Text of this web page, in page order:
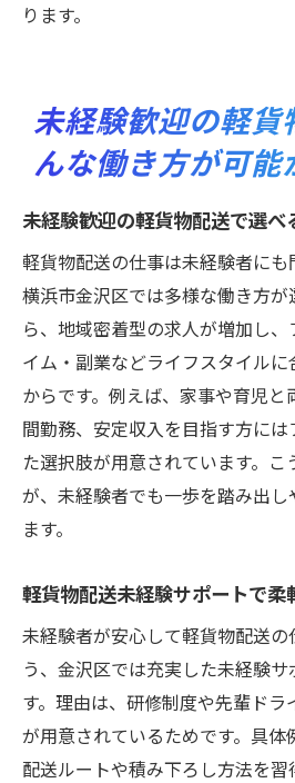
ります。
未経験歓迎の軽貨
んな働き方が可能
未経験歓迎の軽貨物配送で選べ
軽貨物配送の仕事は未経験者に
横浜市金沢区では多様な働き方が
ら、地域密着型の求人が増加し
イム・副業などライフスタイル
からです。例えば、家事や育児
間勤務、安定収入を目指す方に
た選択肢が用意されています。
が、未経験者でも一歩を踏み出
ます。
軽貨物配送未経験サポートで柔
未経験者が安心して軽貨物配送
う、金沢区では充実した未経験
す。理由は、研修制度や先輩ド
が用意されているためです。具体
配送ルートや積み下ろし方法を